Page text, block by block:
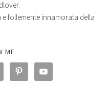
follemente innamorata della
ME